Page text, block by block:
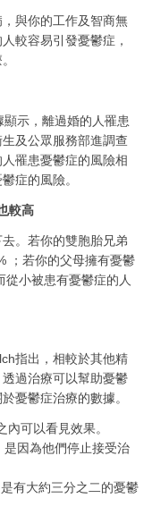
與你的工作及智商無
較容易引發憂鬱症，
示，離過婚的人罹患
及公眾服務部進調查
罹患憂鬱症的風險相
症的風險。
較高
。若你的雙胞胎兄弟
；若你的父母擁有憂鬱
小被患有憂鬱症的人
指出，相較於其他精
過治療可以幫助憂鬱
憂鬱症治療的數據。
可以看見效果。
因為他們停止接受治
有大約三分之二的憂鬱